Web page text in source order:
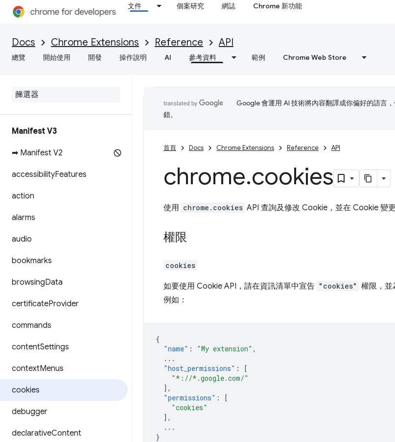
文件 個案研究 網誌 Chrome 新功能
Docs Chrome Extensions Reference API
總覽 開始使用 開發 操作說明 AI 參考資料 範例 Chrome Web Store
Manifest V3
➡ Manifest V2
accessibilityFeatures
action
alarms
audio
bookmarks
browsingData
certificateProvider
commands
contentSettings
contextMenus
cookies
debugger
declarativeContent
Google 會運用 AI 技術將內容翻譯成你偏好的語言
錯。
首頁 Docs Chrome Extensions Reference API
chrome.cookies
使用 chrome.cookies API 查詢及修改 Cookie，並在 Cookie 變更
權限
cookies
如要使用 Cookie API，請在資訊清單中宣告 "cookies" 權限，並
例如：
{
"name" : "My extension" ,
...
"host_permissions" :
[
"*://*.google.com/"
],
"permissions" :
[
"cookies"
],
...
}